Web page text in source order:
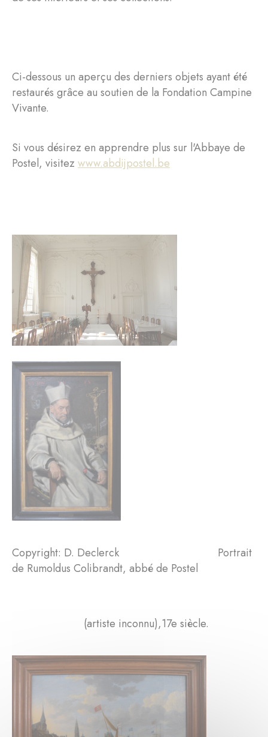
Ci-dessous un aperçu des derniers objets ayant été
restaurés grâce au soutien de la Fondation Campine
Vivante.
Si vous désirez en apprendre plus sur l'Abbaye de
Postel, visitez www.abdijpostel.be
Copyright: D. Declerck Portrait
de Rumoldus Colibrandt, abbé de Postel
(artiste inconnu),17e siècle.